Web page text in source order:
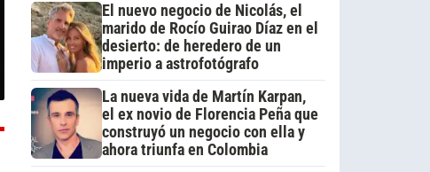
El nuevo negocio de Nicolás, el
marido de Rocío Guirao Díaz en el
desierto: de heredero de un
imperio a astrofotógrafo
La nueva vida de Martín Karpan,
el ex novio de Florencia Peña que
construyó un negocio con ella y
ahora triunfa en Colombia